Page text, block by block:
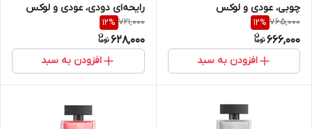
چوبی، عودی و لوکس
765,000
12%
666,000
افزودن به سبد
رایحه‌ای دودی، عودی و لوکس
721,000
12%
628,000
افزودن به سبد